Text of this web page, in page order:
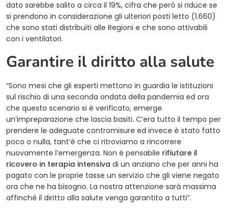
dato sarebbe salito a circa il 19%, cifra che però si riduce se
si prendono in considerazione gli ulteriori posti letto (1.660)
che sono stati distribuiti alle Regioni e che sono attivabili
con i ventilatori.
Garantire il diritto alla salute
“Sono mesi che gli esperti mettono in guardia le istituzioni
sul rischio di una seconda ondata della pandemia ed ora
che questo scenario si è verificato, emerge
un’impreparazione che lascia basiti. C’era tutto il tempo per
prendere le adeguate contromisure ed invece è stato fatto
poco o nulla, tant’è che ci ritroviamo a rincorrere
nuovamente l’emergenza. Non è pensabile rifiutare il
ricovero in terapia intensiva di un anziano che per anni ha
pagato con le proprie tasse un servizio che gli viene negato
ora che ne ha bisogno. La nostra attenzione sarà massima
affinché il diritto alla salute venga garantito a tutti”.